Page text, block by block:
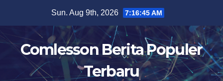
content
Sun. Aug 9th, 2026 7:16:46 AM
Comlesson Berita Populer
Terbaru